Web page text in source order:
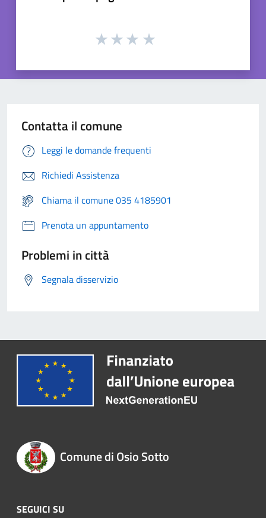
Contatta il comune
Leggi le domande frequenti
Richiedi Assistenza
Chiama il comune 035 4185901
Prenota un appuntamento
Problemi in città
Segnala disservizio
Comune di Osio Sotto
SEGUICI SU